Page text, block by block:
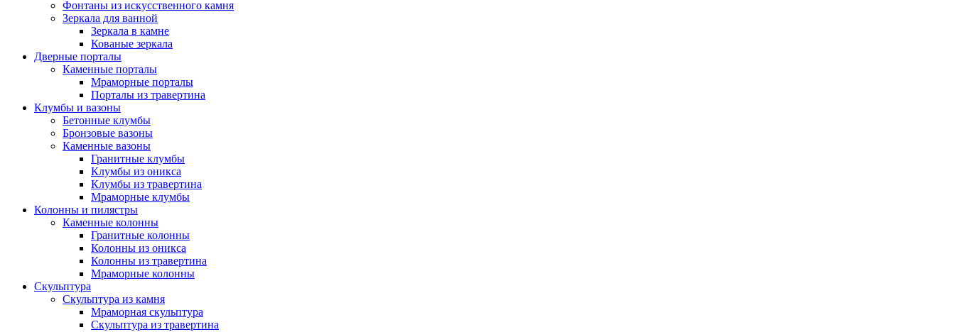
Фонтаны из искусственного камня
Зеркала для ванной
Зеркала в камне
Кованые зеркала
Дверные порталы
Каменные порталы
Мраморные порталы
Порталы из травертина
Клумбы и вазоны
Бетонные клумбы
Бронзовые вазоны
Каменные вазоны
Гранитные клумбы
Клумбы из оникса
Клумбы из травертина
Мраморные клумбы
Колонны и пилястры
Каменные колонны
Гранитные колонны
Колонны из оникса
Колонны из травертина
Мраморные колонны
Скульптура
Скульптура из камня
Мраморная скульптура
Скульптура из травертина